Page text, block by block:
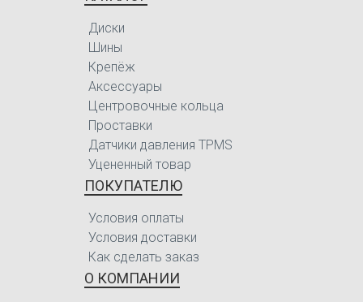
Диски
Шины
Крепёж
Аксессуары
Центровочные кольца
Проставки
Датчики давления TPMS
Уцененный товар
ПОКУПАТЕЛЮ
Условия оплаты
Условия доставки
Как сделать заказ
О КОМПАНИИ